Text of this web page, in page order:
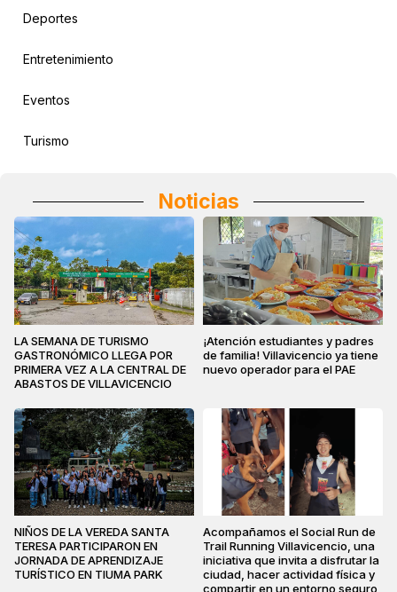
Deportes
Entretenimiento
Eventos
Turismo
Noticias
LA SEMANA DE TURISMO
GASTRONÓMICO LLEGA POR
PRIMERA VEZ A LA CENTRAL DE
ABASTOS DE VILLAVICENCIO
¡Atención estudiantes y padres
de familia! Villavicencio ya tiene
nuevo operador para el PAE
NIÑOS DE LA VEREDA SANTA
TERESA PARTICIPARON EN
JORNADA DE APRENDIZAJE
TURÍSTICO EN TIUMA PARK
Acompañamos el Social Run de
Trail Running Villavicencio, una
iniciativa que invita a disfrutar la
ciudad, hacer actividad física y
compartir en un entorno seguro,